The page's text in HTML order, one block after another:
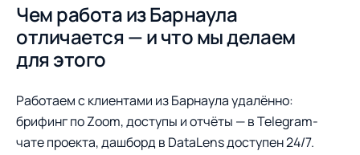
Чем работа из Барнаула
отличается — и что мы делаем
для этого
Работаем с клиентами из Барнаула удалённо:
брифинг по Zoom, доступы и отчёты — в Telegram-
чате проекта, дашборд в DataLens доступен 24/7.